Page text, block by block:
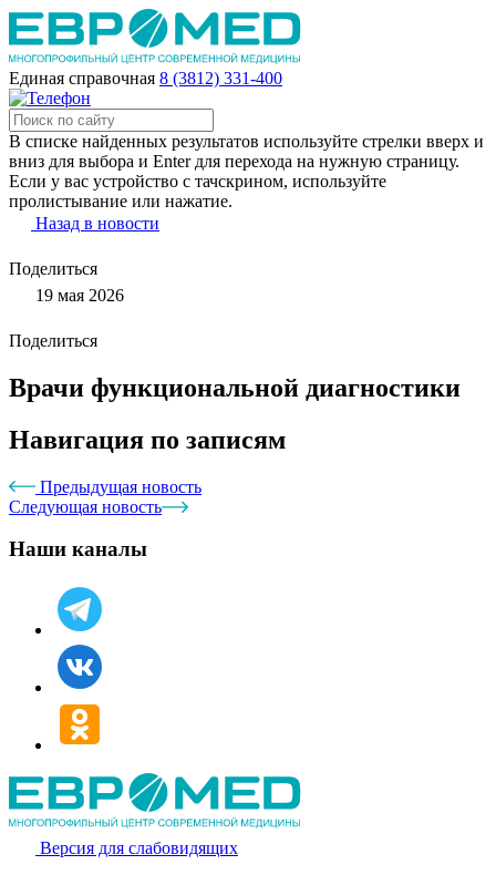
Единая справочная 8 (3812) 331-400
В списке найденных результатов используйте стрелки вверх и
вниз для выбора и Enter для перехода на нужную страницу.
Если у вас устройство с тачскрином, используйте
пролистывание или нажатие.
Назад в новости
Поделиться
19 мая 2026
Поделиться
Врачи функциональной диагностики
Навигация по записям
Предыдущая новость
Следующая новость
Наши каналы
Версия для слабовидящих